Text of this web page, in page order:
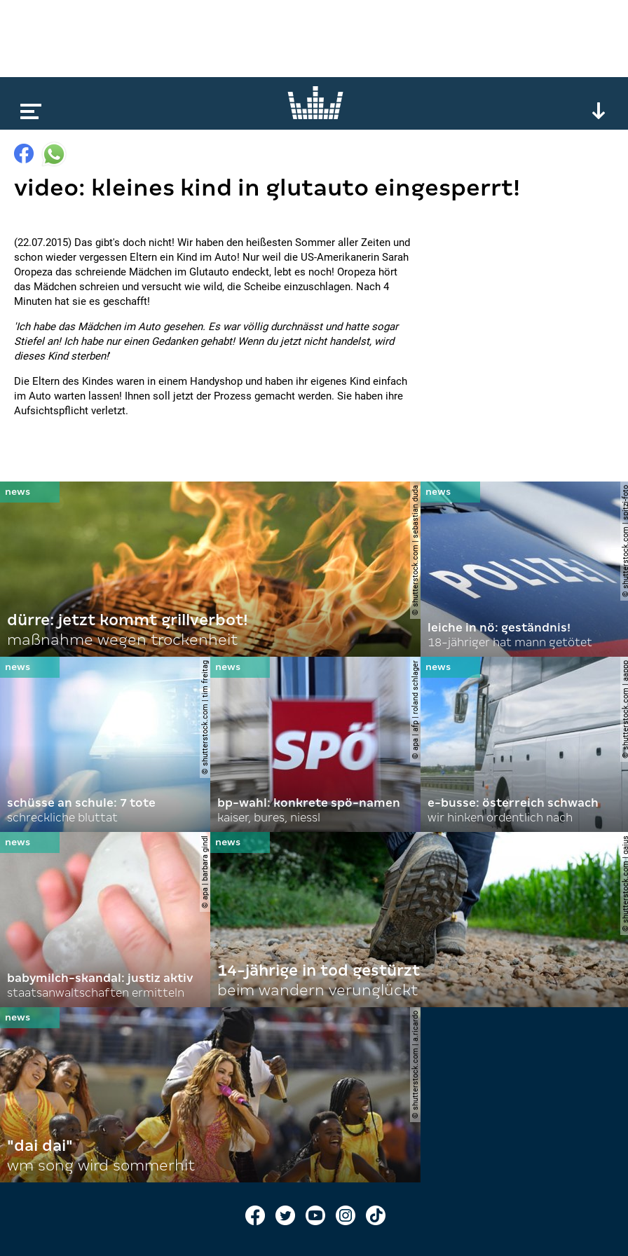
video: kleines kind in glutauto eingesperrt!
(22.07.2015) Das gibt's doch nicht! Wir haben den heißesten Sommer aller Zeiten und
schon wieder vergessen Eltern ein Kind im Auto! Nur weil die US-Amerikanerin Sarah
Oropeza das schreiende Mädchen im Glutauto endeckt, lebt es noch! Oropeza hört
das Mädchen schreien und versucht wie wild, die Scheibe einzuschlagen. Nach 4
Minuten hat sie es geschafft!
'Ich habe das Mädchen im Auto gesehen. Es war völlig durchnässt und hatte sogar
Stiefel an! Ich habe nur einen Gedanken gehabt! Wenn du jetzt nicht handelst, wird
dieses Kind sterben!'
Die Eltern des Kindes waren in einem Handyshop und haben ihr eigenes Kind einfach
im Auto warten lassen! Ihnen soll jetzt der Prozess gemacht werden. Sie haben ihre
Aufsichtspflicht verletzt.
© shutterstock.com | sebastian duda
dürre: jetzt kommt grillverbot!
maßnahme wegen trockenheit
©
leiche in nö: geständnis!
18-jähriger hat mann getötet
© shutterstock.com | tim freitag
schüsse an schule: 7 tote
schreckliche bluttat
© apa | afp | roland schlager
bp-wahl: konkrete spö-namen
kaiser, bures, niessl
©
e-busse: österreich schwach
wir hinken ordentlich nach
© apa | barbara gindl
babymilch-skandal: justiz aktiv
staatsanwaltschaften ermitteln
©
14-jährige in tod gestürzt
beim wandern verunglückt
© shutterstock.com | a.ricardo
"dai dai"
wm song wird sommerhit